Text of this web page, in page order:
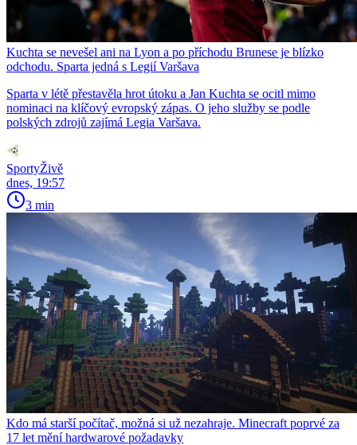
Kuchta se nevešel ani na Lyon a po příchodu Brunese je blízko
odchodu. Sparta jedná s Legií Varšava
Sparta v létě přestavěla hrot útoku a Jan Kuchta se ocitl mimo
nominaci na klíčový evropský zápas. O jeho služby se podle
polských zdrojů zajímá Legia Varšava.
SportyŽivě
dnes, 19:57
3 min
Kdo má starší počítač, možná si už nezahraje. Minecraft poprvé za
17 let mění hardwarové požadavky